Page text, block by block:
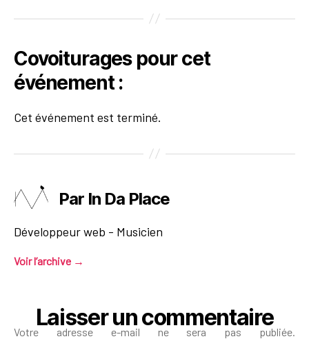
Covoiturages pour cet
événement :
Cet événement est terminé.
Par In Da Place
Développeur web - Musicien
Voir l’archive →
Laisser un commentaire
Votre adresse e-mail ne sera pas publiée.